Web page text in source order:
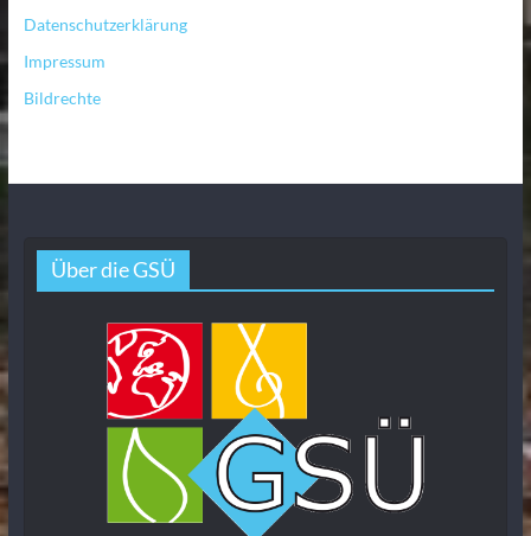
Datenschutzerklärung
Impressum
Bildrechte
Über die GSÜ